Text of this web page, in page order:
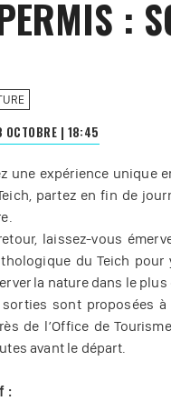
:
OCTOBRE | 18:45
une expérience unique
partez en fin de
laissez-vous
du Teich
la nature dans le
sorties sont proposées
de l’Office de
avant le départ.
: